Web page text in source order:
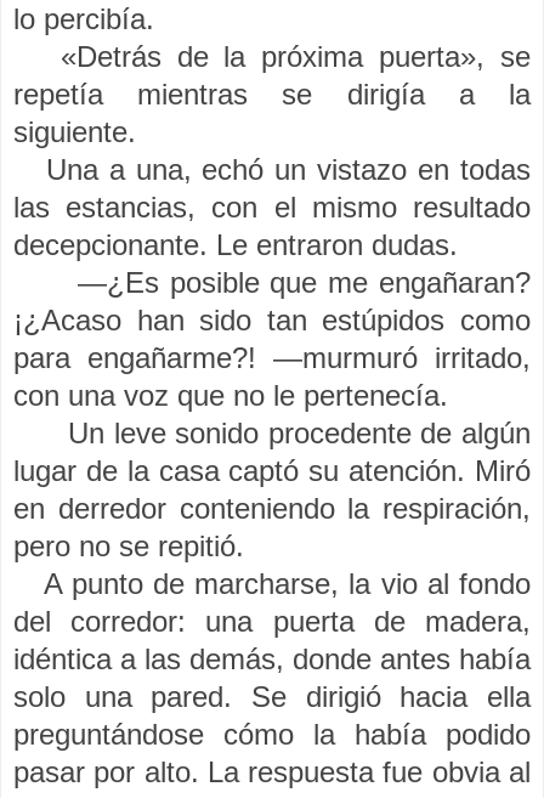
lo percibía.
«Detrás de la próxima puerta», se
repetía mientras se dirigía a la
siguiente.
Una a una, echó un vistazo en todas
las estancias, con el mismo resultado
decepcionante. Le entraron dudas.
—¿Es posible que me engañaran?
¡¿Acaso han sido tan estúpidos como
para engañarme?! —murmuró irritado,
con una voz que no le pertenecía.
Un leve sonido procedente de algún
lugar de la casa captó su atención. Miró
en derredor conteniendo la respiración,
pero no se repitió.
A punto de marcharse, la vio al fondo
del corredor: una puerta de madera,
idéntica a las demás, donde antes había
solo una pared. Se dirigió hacia ella
preguntándose cómo la había podido
pasar por alto. La respuesta fue obvia al